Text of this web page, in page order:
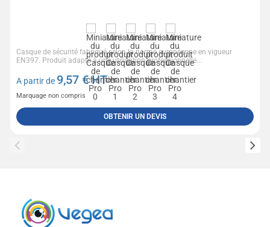
Casque de sécurité fabriqué selon la norme européenne en vigueur
EN397. Produit adapté à une utilisation professionnelle...
A partir de 9,57 € HT
Marquage non compris
OBTENIR UN DEVIS